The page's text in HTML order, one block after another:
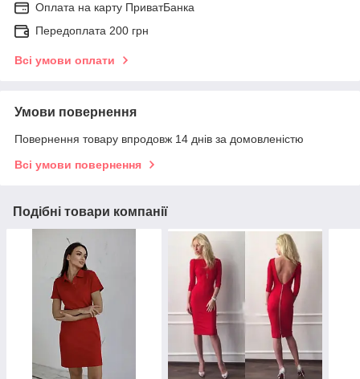
Оплата на карту ПриватБанка
Передоплата 200 грн
Всі умови оплати
Умови повернення
Повернення товару впродовж 14 днів за домовленістю
Всі умови повернення
Подібні товари компанії